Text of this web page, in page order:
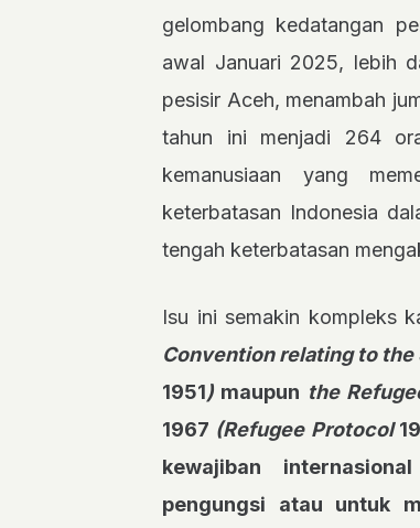
gelombang kedatangan
awal Januari 2025, lebih
pesisir Aceh, menambah
tahun ini menjadi 264
kemanusiaan yang
keterbatasan Indonesia
tengah keterbatasan
Isu ini semakin kompleks
Convention relating to
1951) maupun the
1967 (Refugee Protocol
kewajiban
pengungsi atau untuk